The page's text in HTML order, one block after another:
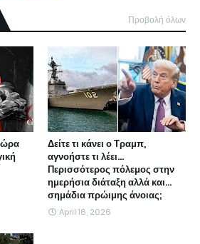
Προβολή όλων
Δείτε τι κάνει ο Τραμπ,
αγνοήστε τι λέει...
Περισσότερος πόλεμος στην
ημερήσια διάταξη αλλά και...
σημάδια πρώιμης άνοιας;
April 16, 2026